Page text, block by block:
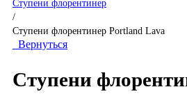
Ступени флорентинер
/
Ступени флорентинер Portland Lava
Вернуться
Ступени